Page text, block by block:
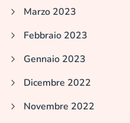
Marzo 2023
Febbraio 2023
Gennaio 2023
Dicembre 2022
Novembre 2022